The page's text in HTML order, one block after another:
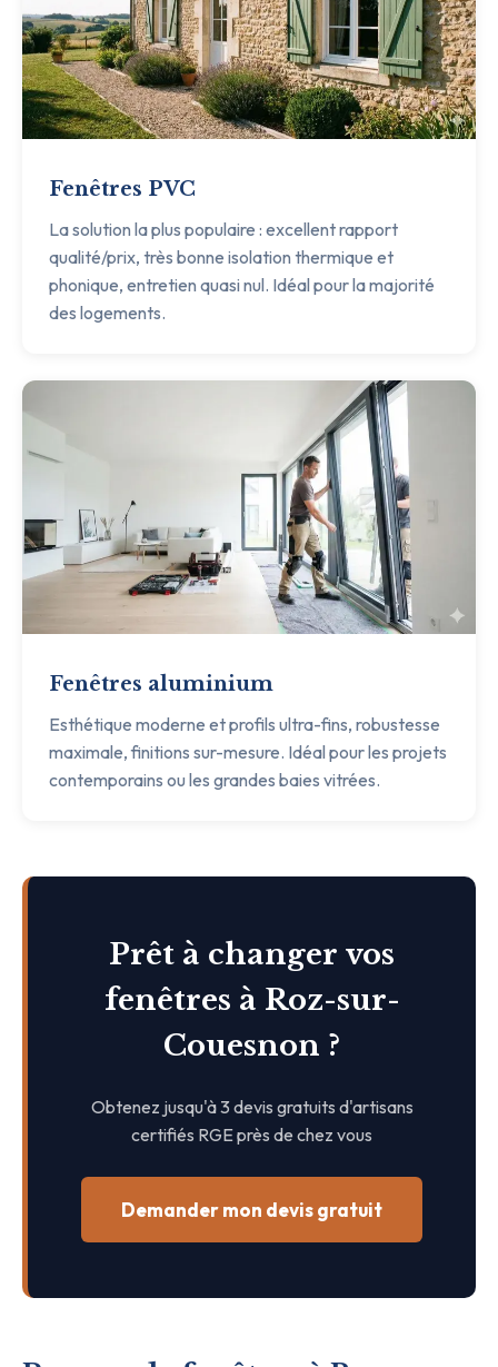
Fenêtres PVC
La solution la plus populaire : excellent rapport
qualité/prix, très bonne isolation thermique et
phonique, entretien quasi nul. Idéal pour la majorité
des logements.
Fenêtres aluminium
Esthétique moderne et profils ultra-fins, robustesse
maximale, finitions sur-mesure. Idéal pour les projets
contemporains ou les grandes baies vitrées.
Prêt à changer vos
fenêtres à Roz-sur-
Couesnon ?
Obtenez jusqu'à 3 devis gratuits d'artisans
certifiés RGE près de chez vous
Demander mon devis gratuit